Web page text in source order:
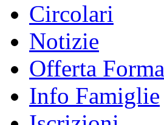
Circolari
Notizie
Offerta
Info Famiglie